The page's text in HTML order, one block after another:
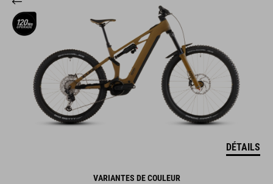
DÉTAILS
VARIANTES DE COULEUR